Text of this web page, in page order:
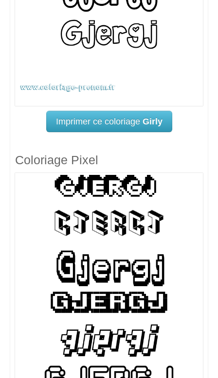
Imprimer ce coloriage Girly
Coloriage Pixel